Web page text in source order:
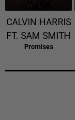
CALVIN HARRIS
FT. SAM SMITH
Promises